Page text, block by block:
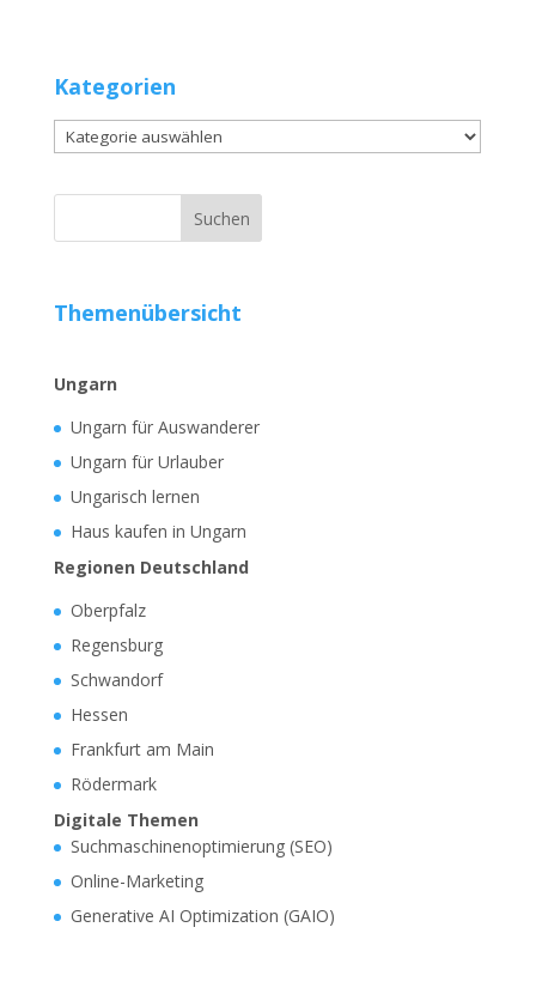
Kategorien
Kategorien
Themenübersicht
Ungarn
Ungarn für Auswanderer
Ungarn für Urlauber
Ungarisch lernen
Haus kaufen in Ungarn
Regionen Deutschland
Oberpfalz
Regensburg
Schwandorf
Hessen
Frankfurt am Main
Rödermark
Digitale Themen
Suchmaschinenoptimierung (SEO)
Online-Marketing
Generative AI Optimization (GAIO)